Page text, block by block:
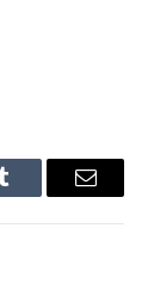
Tumblr Email